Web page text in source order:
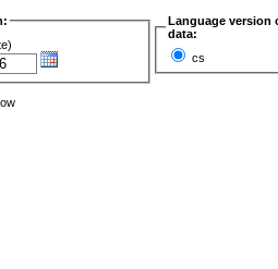
Language version
data:
cs